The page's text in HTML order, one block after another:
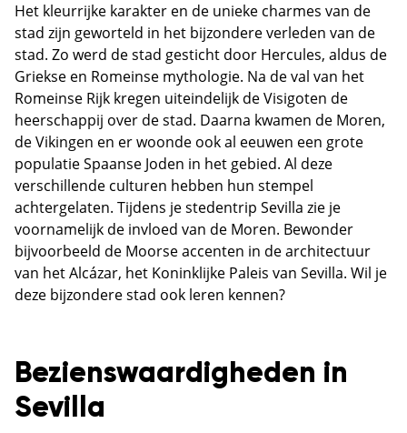
Het kleurrijke karakter en de unieke charmes van de
stad zijn geworteld in het bijzondere verleden van de
stad. Zo werd de stad gesticht door Hercules, aldus de
Griekse en Romeinse mythologie. Na de val van het
Romeinse Rijk kregen uiteindelijk de Visigoten de
heerschappij over de stad. Daarna kwamen de Moren,
de Vikingen en er woonde ook al eeuwen een grote
populatie Spaanse Joden in het gebied. Al deze
verschillende culturen hebben hun stempel
achtergelaten. Tijdens je stedentrip Sevilla zie je
voornamelijk de invloed van de Moren. Bewonder
bijvoorbeeld de Moorse accenten in de architectuur
van het Alcázar, het Koninklijke Paleis van Sevilla. Wil je
deze bijzondere stad ook leren kennen?
Bezienswaardigheden in
Sevilla